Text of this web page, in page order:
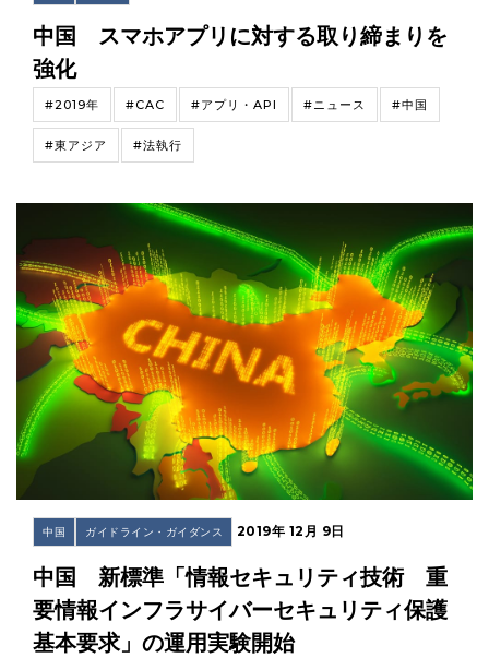
中国 スマホアプリに対する取り締まりを
強化
#2019年 #CAC #アプリ・API #ニュース #中国
#東アジア #法執行
中国 ガイドライン・ガイダンス 2019年 12月 9日
中国 新標準「情報セキュリティ技術 重
要情報インフラサイバーセキュリティ保護
基本要求」の運用実験開始